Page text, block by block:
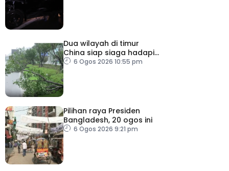
Dua wilayah di timur
China siap siaga hadapi
taufan Dolphin
6 Ogos 2026 10:55 pm
Pilihan raya Presiden
Bangladesh, 20 ogos ini
6 Ogos 2026 9:21 pm